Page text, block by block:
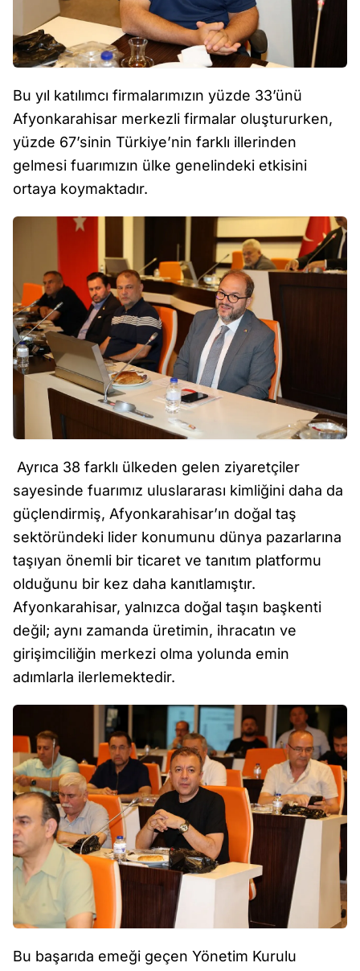
Bu yıl katılımcı firmalarımızın yüzde 33’ünü
Afyonkarahisar merkezli firmalar oluştururken,
yüzde 67’sinin Türkiye’nin farklı illerinden
gelmesi fuarımızın ülke genelindeki etkisini
ortaya koymaktadır.
Ayrıca 38 farklı ülkeden gelen ziyaretçiler
sayesinde fuarımız uluslararası kimliğini daha da
güçlendirmiş, Afyonkarahisar’ın doğal taş
sektöründeki lider konumunu dünya pazarlarına
taşıyan önemli bir ticaret ve tanıtım platformu
olduğunu bir kez daha kanıtlamıştır.
Afyonkarahisar, yalnızca doğal taşın başkenti
değil; aynı zamanda üretimin, ihracatın ve
girişimciliğin merkezi olma yolunda emin
adımlarla ilerlemektedir.
Bu başarıda emeği geçen Yönetim Kurulu